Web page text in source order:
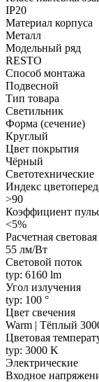
IP20
Материал корпуса
Металл
Модельный ряд
RESTO
Способ монтажа
Подвесной
Тип товара
Светильник
Форма (сечение)
Круглый
Цвет покрытия
Чёрный
Светотехнические
Индекс
>90
Коэффициент
<5%
Расчетная
55 лм/Вт
Световой поток
typ: 6160 lm
Угол излучения
typ: 100 °
Цвет свечения
Warm | Тёплый
Цветовая
typ: 3000 K
Электрические
Входное